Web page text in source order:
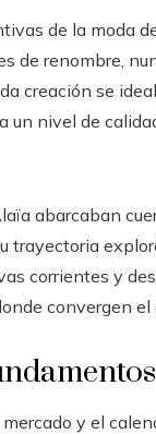
de la moda
de renombre,
creación se
un nivel de
abarcaban
trayectoria
corrientes y
convergen el
y el